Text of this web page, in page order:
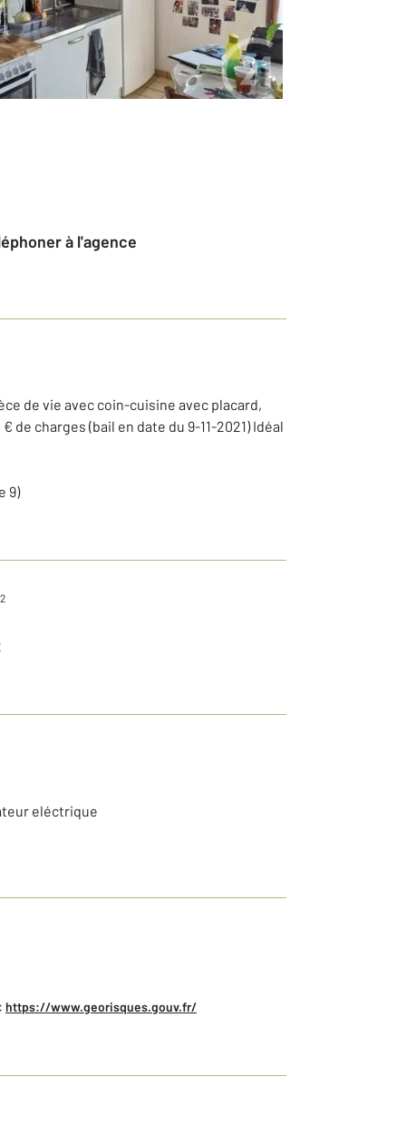
à l'agence
de vie avec coin-cuisine avec placard,
charges (bail en date du 9-11-2021) Idéal
9)
2
eléctrique
https://www.georisques.gouv.fr/